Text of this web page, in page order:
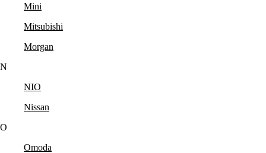
Mini
Mitsubishi
Morgan
N
NIO
Nissan
O
Omoda